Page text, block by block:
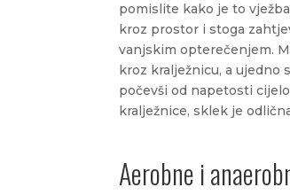
pomislite kako je to
kroz prostor i stoga
vanjskim opterečenjem.
kroz kralježnicu, a ujedno
počevši od napetosti
kralježnice, sklek je
Aerobne i